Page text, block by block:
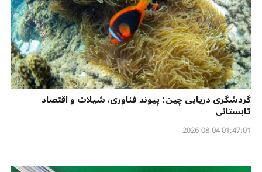
گردشگری دریایی چین؛ پیوند فناوری، شیلات و اقتصاد
تابستانی
01:47:01 2026-08-04